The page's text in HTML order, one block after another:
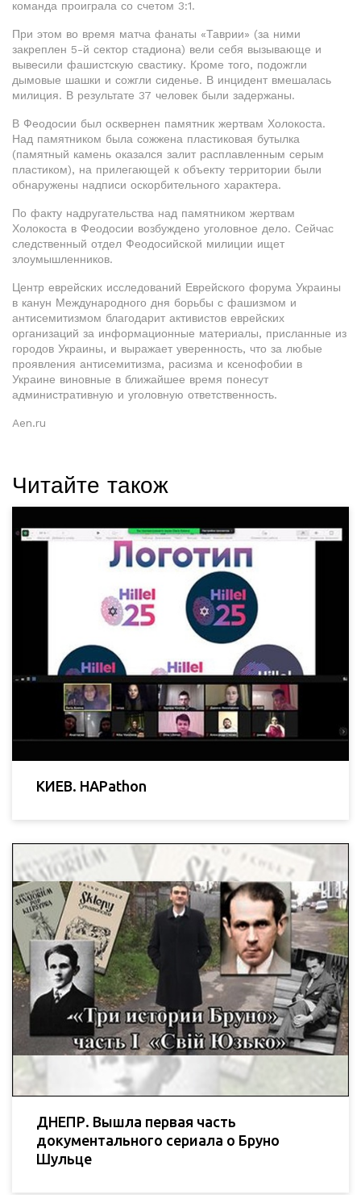
команда проиграла со счетом 3:1.
При этом во время матча фанаты «Таврии» (за ними
закреплен 5-й сектор стадиона) вели себя вызывающе и
вывесили фашистскую свастику. Кроме того, подожгли
дымовые шашки и сожгли сиденье. В инцидент вмешалась
милиция. В результате 37 человек были задержаны.
В Феодосии был осквернен памятник жертвам Холокоста.
Над памятником была сожжена пластиковая бутылка
(памятный камень оказался залит расплавленным серым
пластиком), на прилегающей к объекту территории были
обнаружены надписи оскорбительного характера.
По факту надругательства над памятником жертвам
Холокоста в Феодосии возбуждено уголовное дело. Сейчас
следственный отдел Феодосийской милиции ищет
злоумышленников.
Центр еврейских исследований Еврейского форума Украины
в канун Международного дня борьбы с фашизмом и
антисемитизмом благодарит активистов еврейских
организаций за информационные материалы, присланные из
городов Украины, и выражает уверенность, что за любые
проявления антисемитизма, расизма и ксенофобии в
Украине виновные в ближайшее время понесут
административную и уголовную ответственность.
Aen.ru
Читайте також
КИЕВ. HAPathon
ДНЕПР. Вышла первая часть
документального сериала о Бруно
Шульце